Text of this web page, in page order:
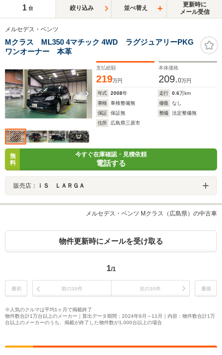
1 台 絞り込み 並べ替え
更新時に
メール受信
メルセデス・ベンツ
Mクラス ML350 4マチック 4WD ラグジュアリーPKG
ワンオーナー 本革
支払総額
219万円
本体価格
209.0万円
年式 2008年 走行 0.6万km
車検
車検整備無 修復
なし
保証
保証無 整備
法定整備無
住所
広島県三原市
無
料
今すぐ在庫確認・見積依頼
電話する
販売店： ｉＳ ＬＡＲＧＡ
メルセデス・ベンツ Mクラス（広島県）の中古車
物件更新時にメールを受け取る
1/1
最初 前の30件 次の30件 最後
※人気のクルマは平均1ヶ月で掲載終了
物件数合計1万台以上のメーカー｜算出データ期間：2024年9月～11月｜内容：物件数合計1万
台以上のメーカーのうち、掲載が終了した物件数が1,000台以上の場合